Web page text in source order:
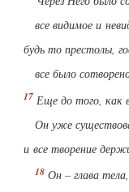
все видимое и
будь то престолы,
все было
Еще до того, как
Он уже
и все творение
Он – глава